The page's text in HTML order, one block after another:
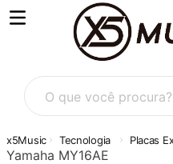
O que você procura?
Tecnologia Placas
Yamaha MY16AE